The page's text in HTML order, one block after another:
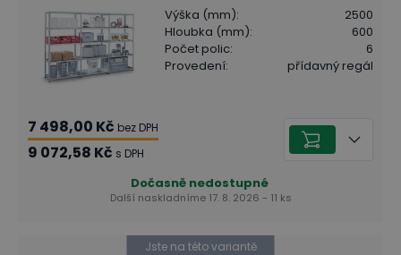
Výška (mm):
2500
Hloubka (mm):
600
Počet polic:
6
Provedení: přídavný regál
7 498,00 Kč bez DPH
9 072,58 Kč s DPH
Dočasně nedostupné
Další naskladníme 17. 8. 2026 - 11 ks
Jste na této variantě